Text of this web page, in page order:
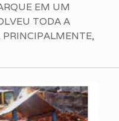
EM UM
TODA A
PRINCIPALMENTE,